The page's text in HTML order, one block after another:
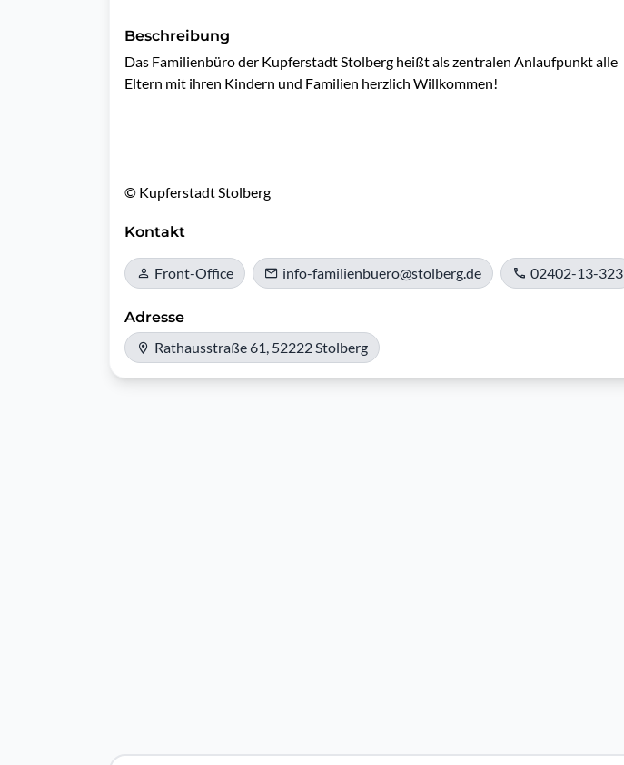
Beschreibung
Das Familienbüro der Kupferstadt Stolberg heißt als zentralen Anlaufpunkt alle
Eltern mit ihren Kindern und Familien herzlich Willkommen!
Kontakt
Front-Office info-familienbuero@stolberg.de 02402-13-323
Adresse
Rathausstraße 61, 52222 Stolberg